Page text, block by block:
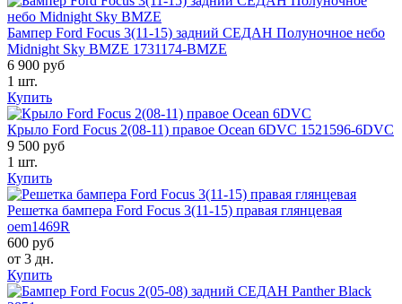
Бампер Ford Focus 3(11-15) задний СЕДАН Полуночное небо
Midnight Sky BMZE 1731174-BMZE
6 900 руб
1 шт.
Купить
Крыло Ford Focus 2(08-11) правое Ocean 6DVC 1521596-6DVC
9 500 руб
1 шт.
Купить
Решетка бампера Ford Focus 3(11-15) правая глянцевая
oem1469R
600 руб
от 3 дн.
Купить